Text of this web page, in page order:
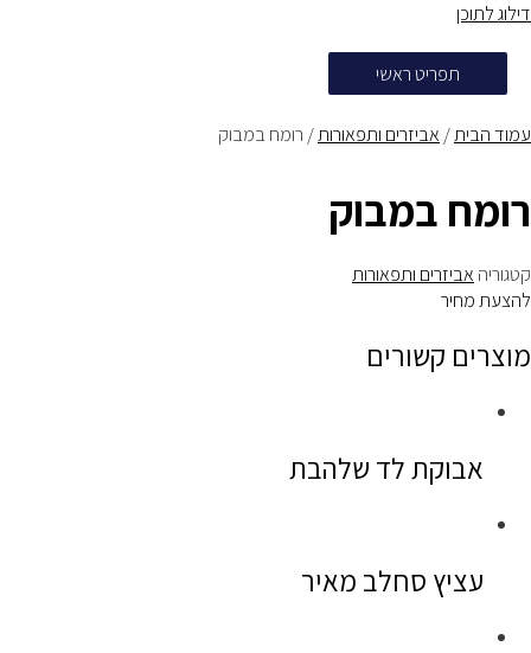
דילוג לתוכן
תפריט ראשי
עמוד הבית/ אביזרים ותפאורות/ רומח במבוק
רומח במבוק
קטגוריה אביזרים ותפאורות
להצעת מחיר
מוצרים קשורים
אבוקת לד שלהבת
עציץ סחלב מאיר